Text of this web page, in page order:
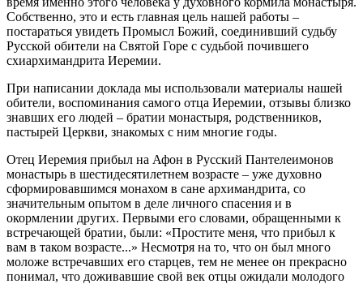
Собственно, это и есть главная цель нашей работы –
постараться увидеть Промысл Божий, соединивший судьбу
Русской обители на Святой Горе с судьбой почившего
схиархимандрита Иеремии.
При написании доклада мы использовали материалы нашей
обители, воспоминания самого отца Иеремии, отзывы близко
знавших его людей – братии монастыря, родственников,
пастырей Церкви, знакомых с ним многие годы.
Отец Иеремия прибыл на Афон в Русский Пантелеимонов
монастырь в шестидесятилетнем возрасте – уже духовно
сформировавшимся монахом в сане архимандрита, со
значительным опытом в деле личного спасения и в
окормлении других. Первыми его словами, обращенными к
встречающей братии, были: «Простите меня, что прибыл к
вам в таком возрасте...» Несмотря на то, что он был много
моложе встречавших его старцев, тем не менее он прекрасно
понимал, что доживавшие свой век отцы ожидали молодого